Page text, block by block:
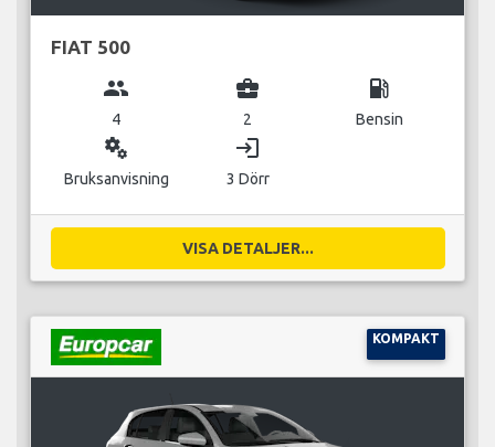
FIAT 500
group
4
business_center
2
local_gas_station
Bensin
miscellaneous_services
Bruksanvisning
login
3 Dörr
VISA DETALJER...
KOMPAKT